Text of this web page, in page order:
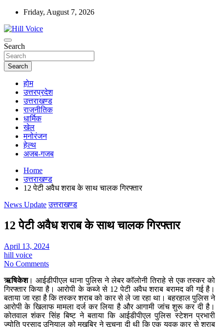
Skip
content
Friday, August 7, 2026
Hill Voice
न्यूज़ पोर्टल
Search
Search
होम
उत्तरप्रदेश
उत्तराखण्ड
राजनीतिक
धार्मिक
खेल
मनोरंजन
हेल्थ
अजब-गजब
Home
उत्तराखण्ड
12 पेटी अवैध शराब के साथ चालक गिरफ्तार
News Update उत्तराखण्ड
12 पेटी अवैध शराब के साथ चालक गिरफ्तार
April 13, 2024
hill voice
No Comments
ऋषिकेश। आईडीपीएल थाना पुलिस ने लेबर कॉलोनी तिराहे से एक तस्कर को
गिरफ्तार किया है। आरोपी के कब्जे से 12 पेटी अवैध शराब बरामद की गई है।
बताया जा रहा है कि तस्कर शराब को कार से ले जा रहा था। बहरहाल पुलिस ने
आरोपी के खिलाफ मामला दर्ज कर लिया है और आगामी जांच शुरू कर दी है।
कोतवाल शंकर सिंह बिष्ट ने बताया कि आईडीपीएल पुलिस स्टेशन प्रभारी
ज्योति प्रसाद उनियाल को मुखबिर ने सूचना दी थी कि एक युवक कार से शराब